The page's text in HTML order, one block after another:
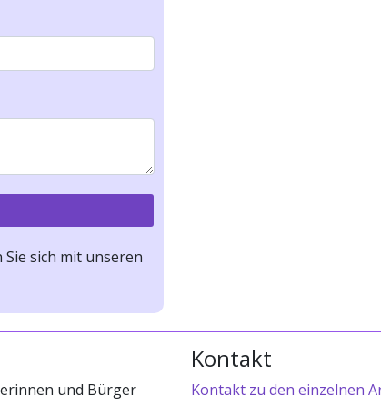
sich mit unseren
und Bürger
Kontakt
Kontakt zu den einzelnen